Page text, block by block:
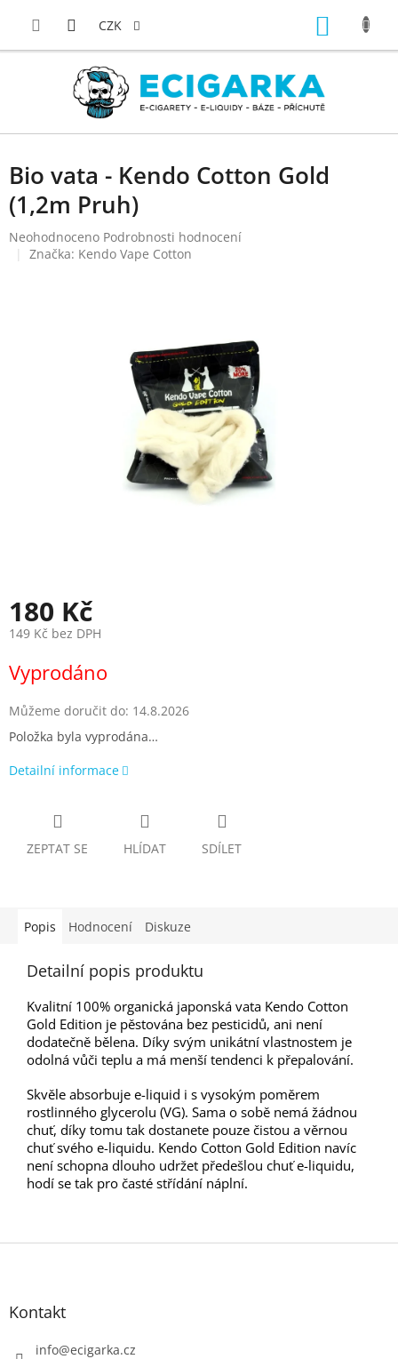
CZK
Bio vata - Kendo Cotton Gold
(1,2m Pruh)
Průměrné
hodnocení
Neohodnoceno Podrobnosti hodnocení
Značka: Kendo Vape Cotton
180 Kč
149 Kč bez DPH
cena:
Vyprodáno
Můžeme doručit do: 14.8.2026
Položka byla vyprodána…
Detailní informace
ZEPTAT SE HLÍDAT SDÍLET
Popis Hodnocení Diskuze
Detailní popis produktu
Kvalitní 100% organická japonská vata Kendo Cotton
Gold Edition je pěstována bez pesticidů, ani není
dodatečně bělena. Díky svým unikátní vlastnostem je
odolná vůči teplu a má menší tendenci k přepalování.
Skvěle absorbuje e-liquid i s vysokým poměrem
rostlinného glycerolu (VG). Sama o sobě nemá žádnou
chuť, díky tomu tak dostanete pouze čistou a věrnou
chuť svého e-liquidu. Kendo Cotton Gold Edition navíc
není schopna dlouho udržet předešlou chuť e-liquidu,
hodí se tak pro časté střídání náplní.
Kontakt
info@ecigarka.cz